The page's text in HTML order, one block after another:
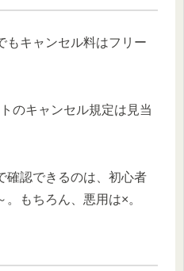
もキャンセル料はフリー
のキャンセル規定は見当
確認できるのは、初心者
もちろん、悪用は×。